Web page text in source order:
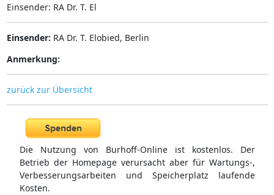
Einsender: RA Dr. T. El
Einsender: RA Dr. T. Elobied, Berlin
Anmerkung:
zurück zur Übersicht
Die Nutzung von Burhoff-Online ist kostenlos. Der
Betrieb der Homepage verursacht aber für Wartungs-,
Verbesserungsarbeiten und Speicherplatz laufende
Kosten.